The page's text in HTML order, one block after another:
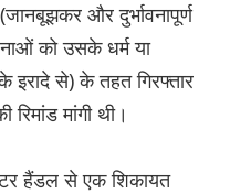
और दुर्भावनापूर्ण
को उसके धर्म या
इरादे से) के तहत गिरफ्तार
मांगी थी।
हैंडल से एक शिकायत